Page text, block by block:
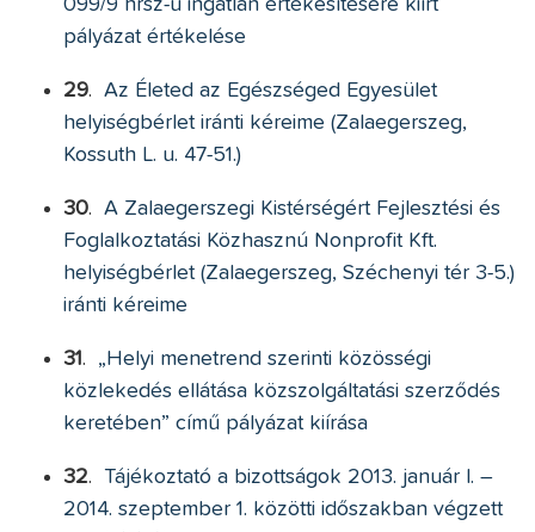
099/9 hrsz-ú ingatlan értékesítésére kiírt
pályázat értékelése
29.
Az Életed az Egészséged Egyesület
helyiségbérlet iránti kéreime (Zalaegerszeg,
Kossuth L. u. 47-51.)
30.
A Zalaegerszegi Kistérségért Fejlesztési és
Foglalkoztatási Közhasznú Nonprofit Kft.
helyiségbérlet (Zalaegerszeg, Széchenyi tér 3-5.)
iránti kéreime
31.
„Helyi menetrend szerinti közösségi
közlekedés ellátása közszolgáltatási szerződés
keretében” című pályázat kiírása
32.
Tájékoztató a bizottságok 2013. január l. –
2014. szeptember 1. közötti időszakban végzett